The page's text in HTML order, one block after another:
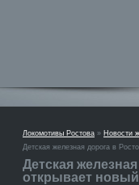
Локомотивы Ростова » Новости
Детская железная дорога в
Детская
открывает новый